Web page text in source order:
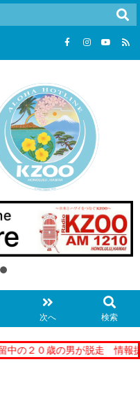
次へ 検索
の２０歳の男が脱走 情報提供